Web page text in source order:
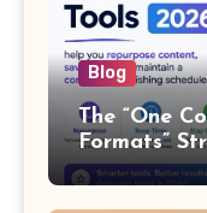
Blog
The “One
Formats”
Content